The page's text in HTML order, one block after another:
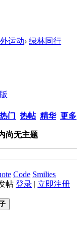
运动› 绿林同行
热门 热帖 精华 更多
尚无主题
Code Smilies
帖 登录 | 立即注册